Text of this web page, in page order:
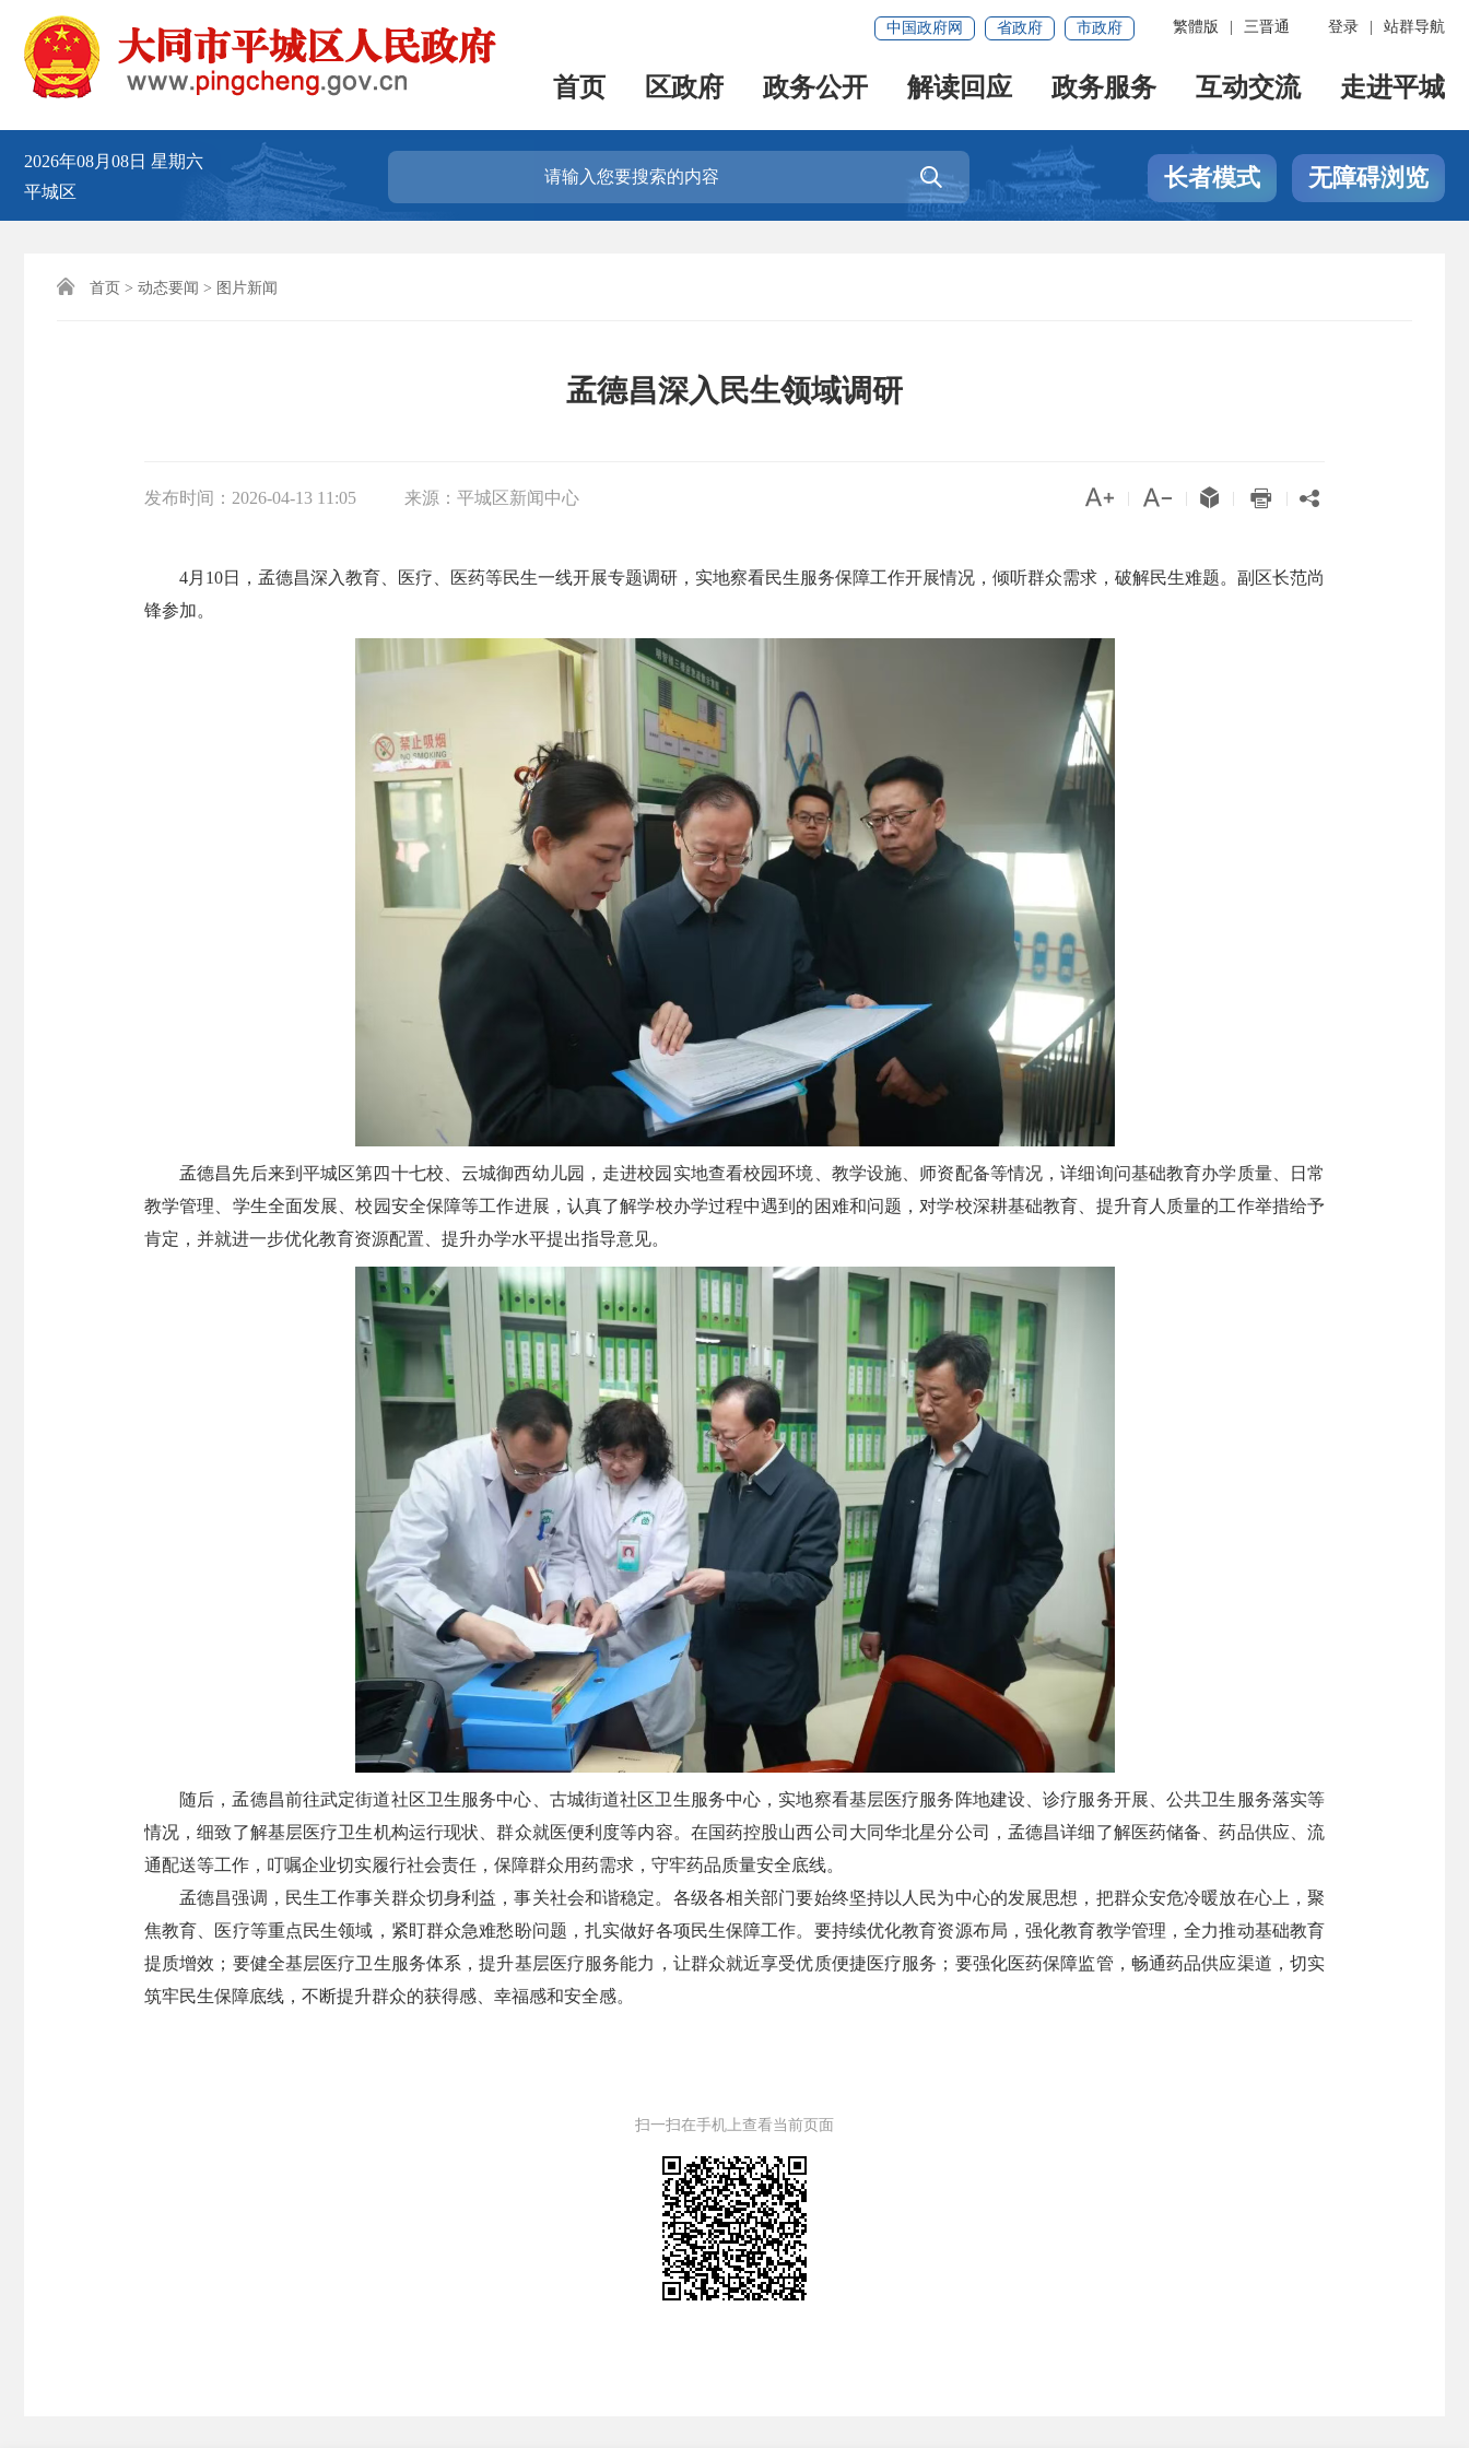
登录 站群导航
繁體版 三晋通
中国政府网 省政府 市政府
首页 区政府 政务公开 解读回应 政务服务 互动交流 走进平城
2026年08月08日 星期六
平城区
 长者模式 无障碍浏览
 首页 > 动态要闻 > 图片新闻
孟德昌深入民生领域调研
发布时间： 2026-04-13 11:05 来源： 平城区新闻中心     
4月10日，孟德昌深入教育、医疗、医药等民生一线开展专题调研，实地察看民生服务保障工作开展情况，倾听群众需求，破解民生难题。副区长范尚
锋参加。
孟德昌先后来到平城区第四十七校、云城御西幼儿园，走进校园实地查看校园环境、教学设施、师资配备等情况，详细询问基础教育办学质量、日常
教学管理、学生全面发展、校园安全保障等工作进展，认真了解学校办学过程中遇到的困难和问题，对学校深耕基础教育、提升育人质量的工作举措给予
肯定，并就进一步优化教育资源配置、提升办学水平提出指导意见。
随后，孟德昌前往武定街道社区卫生服务中心、古城街道社区卫生服务中心，实地察看基层医疗服务阵地建设、诊疗服务开展、公共卫生服务落实等
情况，细致了解基层医疗卫生机构运行现状、群众就医便利度等内容。在国药控股山西公司大同华北星分公司，孟德昌详细了解医药储备、药品供应、流
通配送等工作，叮嘱企业切实履行社会责任，保障群众用药需求，守牢药品质量安全底线。
孟德昌强调，民生工作事关群众切身利益，事关社会和谐稳定。各级各相关部门要始终坚持以人民为中心的发展思想，把群众安危冷暖放在心上，聚
焦教育、医疗等重点民生领域，紧盯群众急难愁盼问题，扎实做好各项民生保障工作。要持续优化教育资源布局，强化教育教学管理，全力推动基础教育
提质增效；要健全基层医疗卫生服务体系，提升基层医疗服务能力，让群众就近享受优质便捷医疗服务；要强化医药保障监管，畅通药品供应渠道，切实
筑牢民生保障底线，不断提升群众的获得感、幸福感和安全感。
扫一扫在手机上查看当前页面